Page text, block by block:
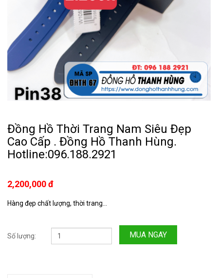
Đồng Hồ Thời Trang Nam Siêu Đẹp
Cao Cấp . Đồng Hồ Thanh Hùng.
Hotline:096.188.2921
2,200,000 đ
Hàng đẹp chất lượng, thời trang...
Số lượng: MUA NGAY